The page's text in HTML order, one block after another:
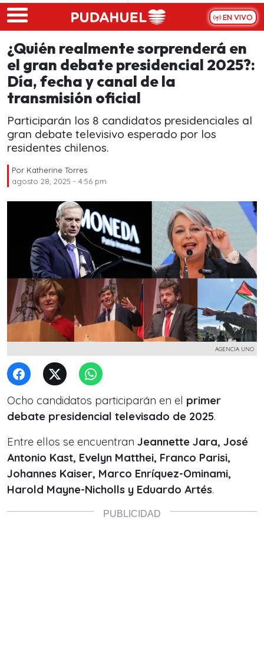
Skip to main content
EN VIVO
¿Quién realmente sorprenderá en
el gran debate presidencial 2025?:
Día, fecha y canal de la
transmisión oficial
Participarán los 8 candidatos presidenciales al
gran debate televisivo esperado por los
residentes chilenos.
Por Katherine Torres
agosto 28, 2025 - 4:56 pm
AGENCIA UNO
Ocho candidatos participarán en el primer
debate presidencial televisado de 2025.
Entre ellos se encuentran Jeannette Jara, José
Antonio Kast, Evelyn Matthei, Franco Parisi,
Johannes Kaiser, Marco Enríquez-Ominami,
Harold Mayne-Nicholls y Eduardo Artés.